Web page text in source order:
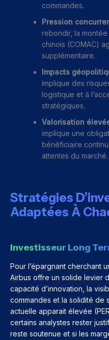
commandes.
Pression
rebondir, la
chinois (COMAC)
supplémentaire.
Impacts
implique des
logistique et à
stratégiques.
Valorisation
implique une
bénéficiaire
attentes du marché.
Stratégies
Adaptées À
Investisseur Long
Pour l’épargnant cherchant
Airbus offre un solide levier
capacité d’innovation, la
commandes et la solidité de
actuelle apparait élevée
certains analystes rester
reste soutenue et si les